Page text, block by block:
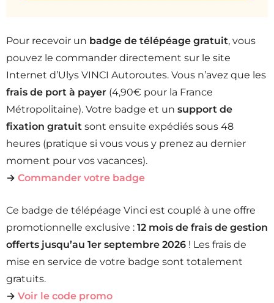
Pour recevoir un badge de télépéage gratuit, vous
pouvez le commander directement sur le site
Internet d’Ulys VINCI Autoroutes. Vous n’avez que les
frais de port à payer (4,90€ pour la France
Métropolitaine). Votre badge et un support de
fixation gratuit sont ensuite expédiés sous 48
heures (pratique si vous vous y prenez au dernier
moment pour vos vacances).
→ Commander votre badge
Ce badge de télépéage Vinci est couplé à une offre
promotionnelle exclusive : 12 mois de frais de gestion
offerts jusqu’au 1er septembre 2026 ! Les frais de
mise en service de votre badge sont totalement
gratuits.
→ Voir le code promo